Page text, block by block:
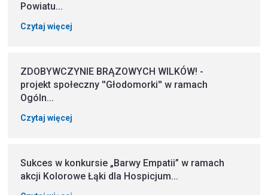
Powiatu...
Czytaj więcej
ZDOBYWCZYNIE BRĄZOWYCH WILKÓW! -
projekt społeczny ''Głodomorki'' w ramach
Ogóln...
Czytaj więcej
Sukces w konkursie „Barwy Empatii” w ramach
akcji Kolorowe Łąki dla Hospicjum...